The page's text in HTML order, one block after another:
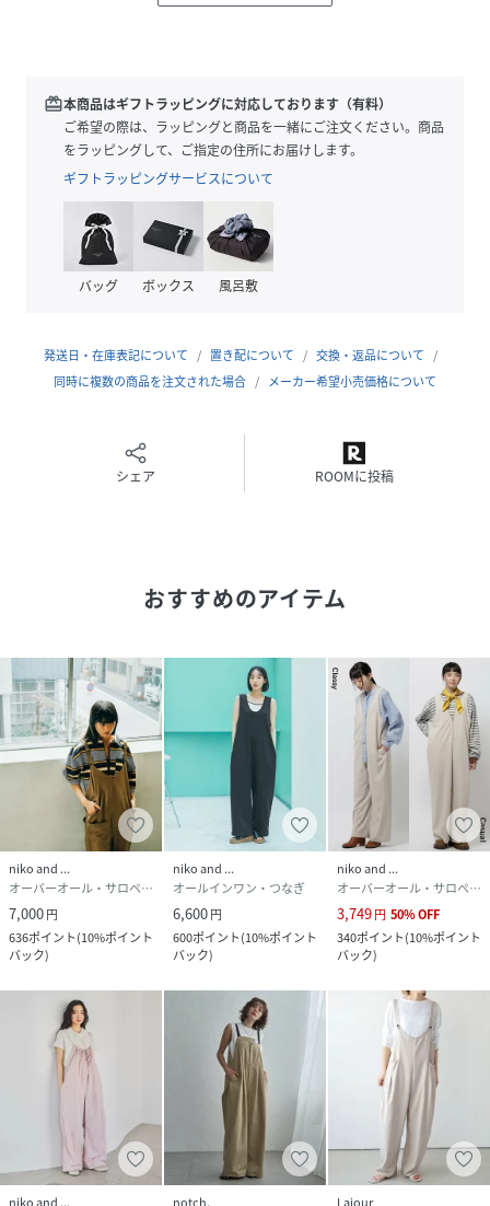
■おすすめスタイリング
夏はノースリーブやタンクをさらっと一枚！
小物のキャップやアクセ、腰にシャツを巻いたりとアクセン
トをつけて。
カジュアルにTシャツにスニーカーなどボーイッシュにまと
めても雰囲気がガラッと変わり◎
ーーー
手洗い可
598898-78-03 RY2820
redeem本商品はギフトラッピングに対応しております（有料）
ご希望の際は、ラッピングと商品を一緒にご注文ください。商品
をラッピングして、ご指定の住所にお届けします。
ギフトラッピングサービスについて
バッグ ボックス 風呂敷
発送日・在庫表記について 置き配について
交換・返品について
同時に複数の商品を注文された場合
メーカー希望小売価格について
シェア ROOMに投稿
おすすめのアイテム
niko and ...
オーバーオール・サロペット
7,000円
636ポイント(10%ポイント
バック)
niko and ...
オールインワン・つなぎ
6,600円
600ポイント(10%ポイント
バック)
niko and ...
オーバーオール・サロペット
3,749円 50%OFF
340ポイント(10%ポイント
バック)
niko and ... notch. Lajour